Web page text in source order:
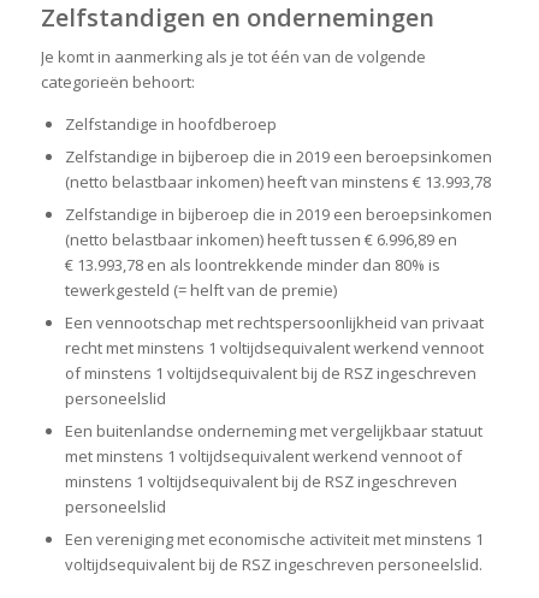
Zelfstandigen en ondernemingen
Je komt in aanmerking als je tot één van de volgende
categorieën behoort:
Zelfstandige in hoofdberoep
Zelfstandige in bijberoep die in 2019 een beroepsinkomen
(netto belastbaar inkomen) heeft van minstens € 13.993,78
Zelfstandige in bijberoep die in 2019 een beroepsinkomen
(netto belastbaar inkomen) heeft tussen € 6.996,89 en
€ 13.993,78 en als loontrekkende minder dan 80% is
tewerkgesteld (= helft van de premie)
Een vennootschap met rechtspersoonlijkheid van privaat
recht met minstens 1 voltijdsequivalent werkend vennoot
of minstens 1 voltijdsequivalent bij de RSZ ingeschreven
personeelslid
Een buitenlandse onderneming met vergelijkbaar statuut
met minstens 1 voltijdsequivalent werkend vennoot of
minstens 1 voltijdsequivalent bij de RSZ ingeschreven
personeelslid
Een vereniging met economische activiteit met minstens 1
voltijdsequivalent bij de RSZ ingeschreven personeelslid.